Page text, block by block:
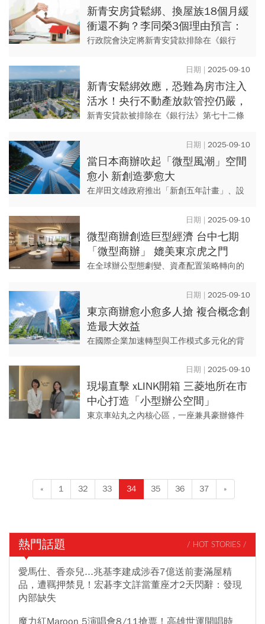
住，但因限貸令衝擊...
新青安房貸鬆綁、換屋族18個月緩
衝還不夠？李同榮3個理由預言：
央行理事會將再放利多
行政院會決定將新青安貸款排除在《銀行
的態度？對市場會產生什麼直接影響？房市
趨勢專家李同榮笑道：「央...
2025-09-10
新青安鬆綁效應，恐難為房市注入
活水！央行不動產放款管控仍嚴，
年輕人「看得到、吃不到」背後2
新青安貸款被排除在《銀行法》第七十二條
可為近期低迷的房市，注入一劑強心針，但
不動產業界卻持保留態度。...
2025-09-10
當日本商辦吹起「微型風潮」空間
愈小 新創造夢愈大
在岸田文雄政府推出「新創五年計畫」、設
目標後，東京如同注入一劑強心針，迅速成
為國際創業熱點。資本與政策...
2025-09-10
微型商辦創造巨型經濟 台中七期
「微型商辦」 媲美東京虎之門
在全球辦公型態劇變、資產配置策略轉向的
新一輪資產亮點。日本東京虎之門之丘
（Toranomon Hill...
2025-09-10
東京商辦愈小愈多人搶 複合概念創
造最大效益
在國際企業加速轉型與工作模式多元化的背
變。日本德勤（Deloitte Japan）觀察指出，
東京市中心...
2025-09-10
現場直擊 xLINK開箱 三菱地所在市
中心打造「小型辦公空間」
東京車站丸之內核心區，一座兼具豪辦條件
« 1 32 33 34 35 36 37 »
熱門話題 / HOT STORIES /
愛馬仕、香奈兒...兆基李建成涉吞7億送前妻滿屋精
品，遭羈押禁見！宏碁李文詳當董座才2天閃辭：發現
內部缺失